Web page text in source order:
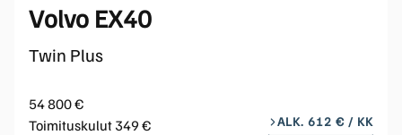
Volvo EX40
Twin Plus
54 800 €
Toimituskulut 349 €
ALK. 612 € / KK